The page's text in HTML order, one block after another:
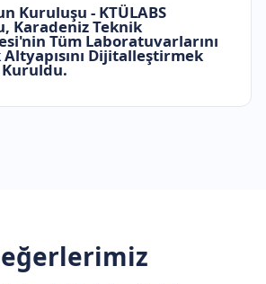
Kuruluşu - KTÜLABS
Karadeniz Teknik
Tüm Laboratuvarlarını
Altyapısını Dijitalleştirmek
Kuruldu.